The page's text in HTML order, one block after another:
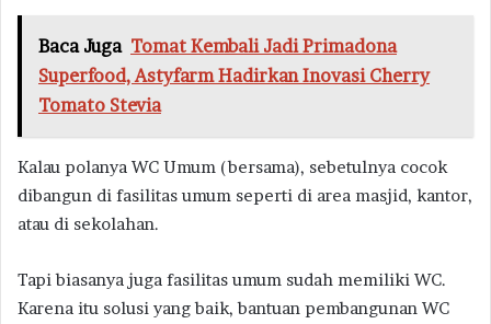
Baca Juga Tomat Kembali Jadi Primadona
Superfood, Astyfarm Hadirkan Inovasi Cherry
Tomato Stevia
Kalau polanya WC Umum (bersama), sebetulnya cocok
dibangun di fasilitas umum seperti di area masjid, kantor,
atau di sekolahan.
Tapi biasanya juga fasilitas umum sudah memiliki WC.
Karena itu solusi yang baik, bantuan pembangunan WC